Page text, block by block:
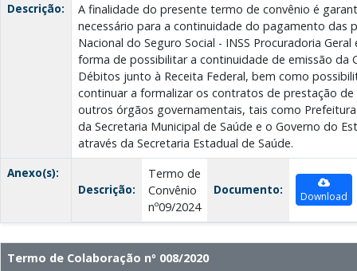
Descrição:
A finalidade do presente termo de convênio é
necessário para a continuidade do pagamento das
Nacional do Seguro Social - INSS Procuradoria
forma de possibilitar a continuidade de emissão da
Débitos junto à Receita Federal, bem como
continuar a formalizar os contratos de prestação de
outros órgãos governamentais, tais como
da Secretaria Municipal de Saúde e o Governo do
através da Secretaria Estadual de Saúde.
Anexo(s):
Descrição:
Termo de
Convênio
nº09/2024
Documento: Download
Termo de Colaboração nº 008/2020